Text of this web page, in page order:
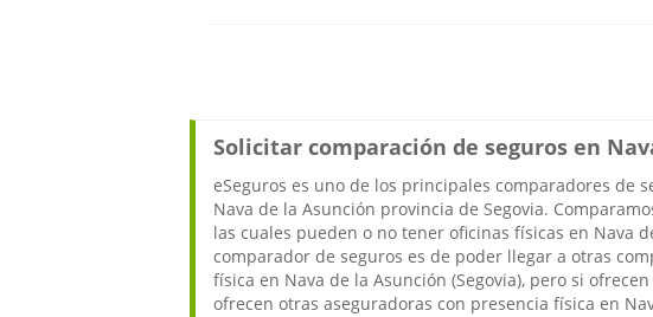
Solicitar comparación de seguros en
eSeguros es uno de los principales comparadores de
Nava de la Asunción provincia de Segovia.
las cuales pueden o no tener oficinas físicas en Nava
comparador de seguros es de poder llegar a otras
física en Nava de la Asunción (Segovia), pero si
ofrecen otras aseguradoras con presencia física en